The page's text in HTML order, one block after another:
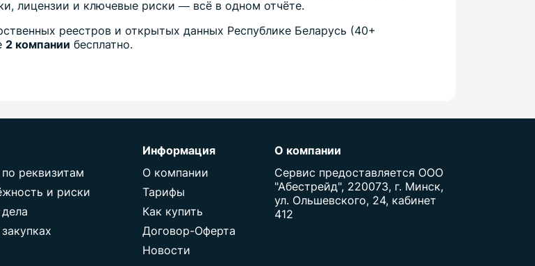
лицензии и ключевые риски — всё в одном отчёте.
реестров и открытых данных Республике Беларусь (40+
2 компании бесплатно.
реквизитам
и риски
Информация
О компании
Тарифы
Как купить
Договор-Оферта
Новости
О компании
Сервис предоставляется ООО
"Абестрейд", 220073, г. Минск,
ул. Ольшевского, 24, кабинет
412